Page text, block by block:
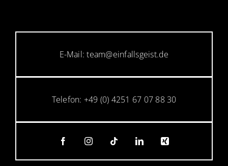
E-Mail: team@einfallsgeist.de
Telefon: +49 (0) 4251 67 07 88 30